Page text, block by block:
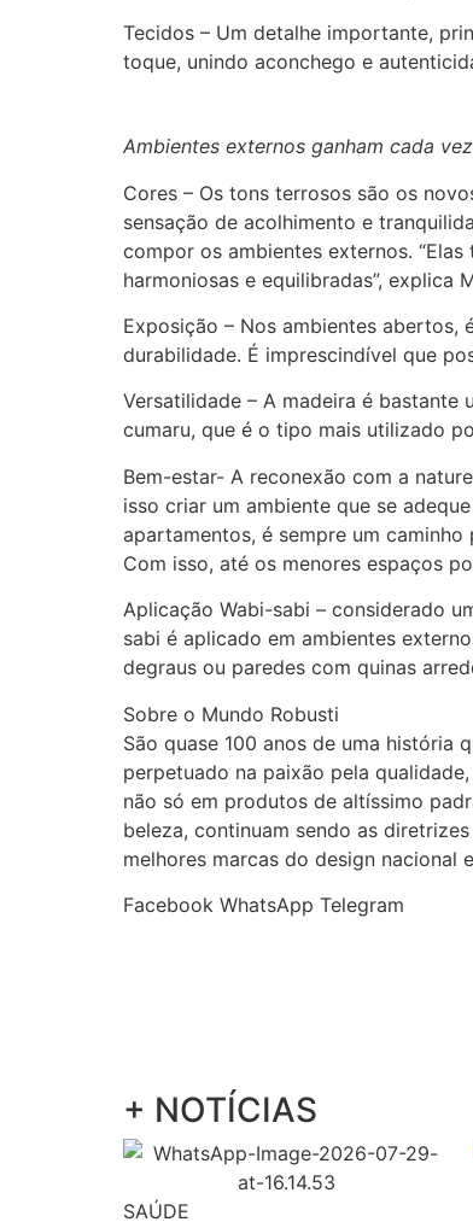
Tecidos – Um detalhe importante,
toque, unindo aconchego e
Ambientes externos ganham cada
Cores – Os tons terrosos são os
sensação de acolhimento e
compor os ambientes externos.
harmoniosas e equilibradas”, explica
Exposição – Nos ambientes abertos,
durabilidade. É imprescindível que
Versatilidade – A madeira é bastante
cumaru, que é o tipo mais utilizado
Bem-estar- A reconexão com a
isso criar um ambiente que se
apartamentos, é sempre um
Com isso, até os menores espaços
Aplicação Wabi-sabi – considerado
sabi é aplicado em ambientes
degraus ou paredes com quinas
Sobre o Mundo Robusti
São quase 100 anos de uma história
perpetuado na paixão pela
não só em produtos de altíssimo
beleza, continuam sendo as
melhores marcas do design nacional
Facebook WhatsApp Telegram
+ NOTÍCIAS
SAÚDE